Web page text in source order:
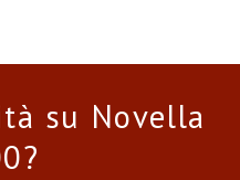
su Novella